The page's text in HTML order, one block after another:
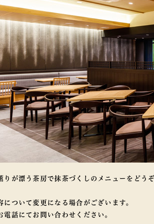
りが漂う茶房で抹茶づくしのメニューをどう
について変更になる場合がございます。
電話にてお問い合わせください。